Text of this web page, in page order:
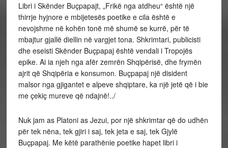
Libri i Skënder Buçpapajt, „Frikë nga atdheu“ është një
thirrje hyjnore e mbijetesës poetike e cila është e
nevojshme në kohën tonë më shumë se kurrë, për të
mbajtur gjallë diellin në vargjet tona. Shkrimtari, publicisti
dhe eseisti Skënder Buçpapaj është vendali i Tropojës
epike. Ai ia njeh nga afër zemrën Shqipërisë, dhe frymën
ajrit që Shqipëria e konsumon. Buçpapaj një disident
malsor nga gjigantet e alpeve shqiptare, ka një jetë që i bie
me çekiç mureve që ndajnë!../
Nuk jam as Platoni as Jezui, por një shkrimtar që do udhën
për tek nëna, tek gjiri i saj, tek jeta e saj, tek Gjylë
Buçpapaj. Me këtë parathënie poetike hapet libri i